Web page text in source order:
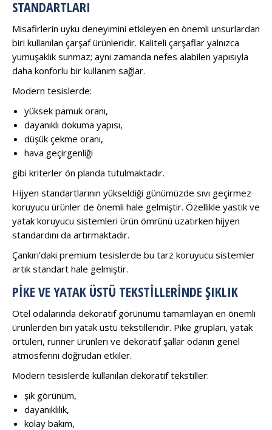
STANDARTLARI
Misafirlerin uyku deneyimini etkileyen en önemli unsurlardan
biri kullanılan çarşaf ürünleridir. Kaliteli çarşaflar yalnızca
yumuşaklık sunmaz; aynı zamanda nefes alabilen yapısıyla
daha konforlu bir kullanım sağlar.
Modern tesislerde:
yüksek pamuk oranı,
dayanıklı dokuma yapısı,
düşük çekme oranı,
hava geçirgenliği
gibi kriterler ön planda tutulmaktadır.
Hijyen standartlarının yükseldiği günümüzde sıvı geçirmez
koruyucu ürünler de önemli hale gelmiştir. Özellikle yastık ve
yatak koruyucu sistemleri ürün ömrünü uzatırken hijyen
standardını da artırmaktadır.
Çankırı’daki premium tesislerde bu tarz koruyucu sistemler
artık standart hale gelmiştir.
PIKE VE YATAK ÜSTÜ TEKSTILLERINDE ŞIKLIK
Otel odalarında dekoratif görünümü tamamlayan en önemli
ürünlerden biri yatak üstü tekstilleridir. Pike grupları, yatak
örtüleri, runner ürünleri ve dekoratif şallar odanın genel
atmosferini doğrudan etkiler.
Modern tesislerde kullanılan dekoratif tekstiller:
şık görünüm,
dayanıklılık,
kolay bakım,